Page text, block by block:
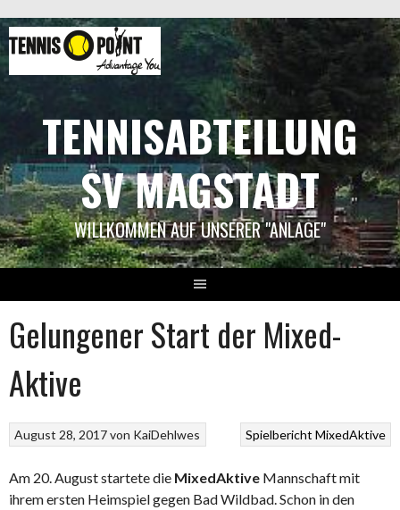
zum
Inhalt
TENNISABTEILUNG
SV MAGSTADT
WILLKOMMEN AUF UNSERER "ANLAGE"
Gelungener Start der Mixed-
Aktive
Spielbericht MixedAktive
August 28, 2017von KaiDehlwes
Am 20. August startete die MixedAktive Mannschaft mit
ihrem ersten Heimspiel gegen Bad Wildbad. Schon in den